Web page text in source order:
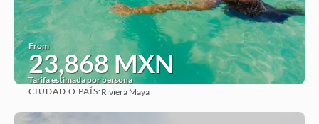
From
23,868 MXN
Tarifa estimada por persona
CIUDAD O PAÍS:Riviera Maya